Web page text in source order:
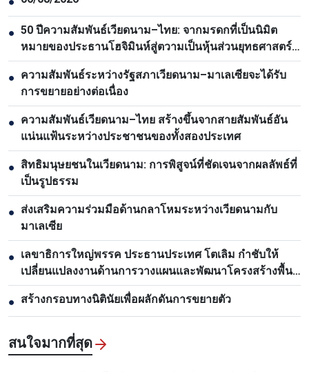
● 50 ปีความสัมพันธ์เวียดนาม–ไทย: จากมรดกที่เป็นนิมิต
หมายของประธานโฮจิมินห์สู่ตวามเป็นหุ้นส่วนยุทธศาสตร์
รอบด้าน
● ความสัมพันธ์ระหว่างรัฐสภาเวียดนาม–มาเลเซียจะได้รับ
การขยายอย่างต่อเนื่อง
● ความสัมพันธ์เวียดนาม–ไทย สร้างขึ้นจากสายสัมพันธ์อัน
แน่นแฟ้นระหว่างประชาชนของทั้งสองประเทศ
● สิทธิมนุษยชนในเวียดนาม: การพิสูจน์ที่ชัดเจนจากผลลัพธ์ที่
เป็นรูปธรรม
● ส่งเสริมความร่วมมือด้านกลาโหมระหว่างเวียดนามกับ
มาเลเซีย
● เลขาธิการใหญ่พรรค ประธานประเทศ โตเลิม กำชับให้
เปลี่ยนแปลงงานด้านการวางแผนและพัฒนาโครงสร้างพื้น
ฐาน
● สร้างกรอบทางนิตินัยเพื่อผลักดันการขยายตัว
สนใจมากที่สุด